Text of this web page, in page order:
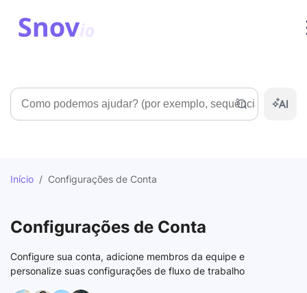
Pesquisar
Início / Configurações de Conta
Configurações de Conta
Configure sua conta, adicione membros da equipe e
personalize suas configurações de fluxo de trabalho